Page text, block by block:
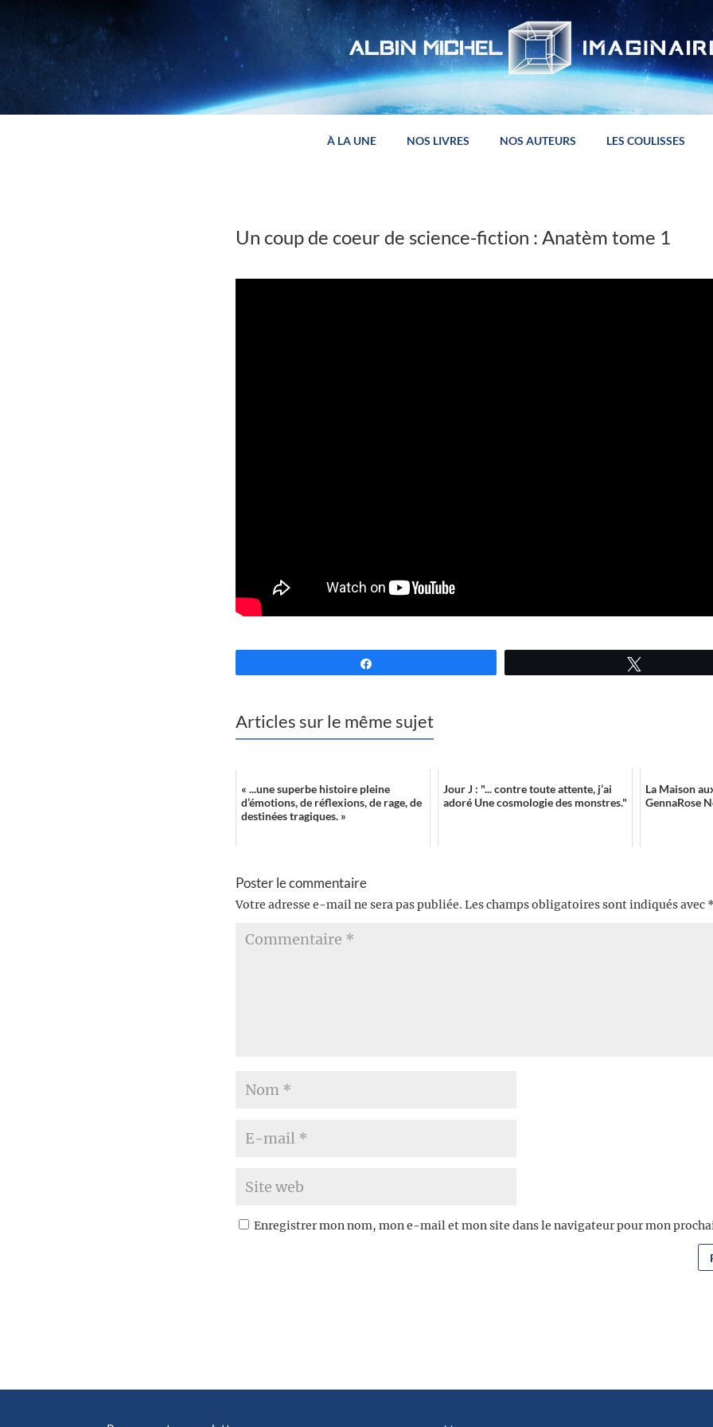
À LA UNE NOS LIVRES NOS AUTEURS LES COULISSES
Un coup de coeur de science-fiction : Anatèm tome 1
Articles sur le même sujet
« ...une superbe histoire pleine
d’émotions, de réflexions, de rage, de
destinées tragiques. »
Jour J : "... contre toute attente, j’ai
adoré Une cosmologie des monstres."
La Maison
GennaRose
Poster le commentaire
Votre adresse e-mail ne sera pas publiée. Les champs obligatoires sont indiqués avec *
Enregistrer mon nom, mon e-mail et mon site dans le navigateur pour mon